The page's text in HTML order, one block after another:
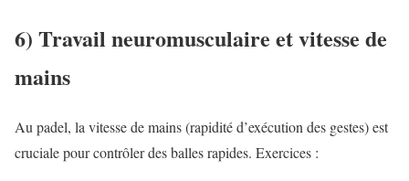
6) Travail neuromusculaire et vitesse de
mains
Au padel, la vitesse de mains (rapidité d’exécution des gestes) est
cruciale pour contrôler des balles rapides. Exercices :